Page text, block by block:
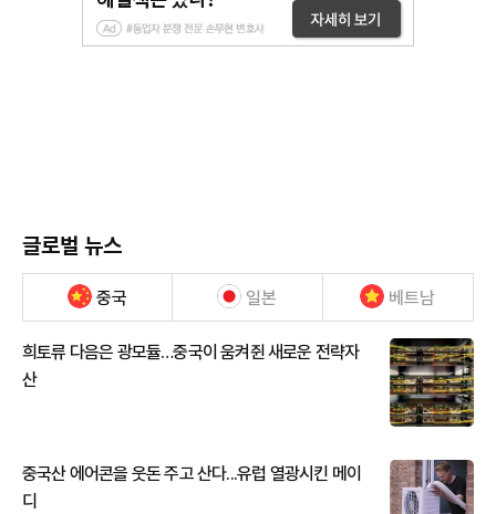
글로벌 뉴스
중국 일본 베트남
희토류 다음은 광모듈…중국이 움켜쥔 새로운 전략자
산
중국산 에어콘을 웃돈 주고 산다...유럽 열광시킨 메이
디